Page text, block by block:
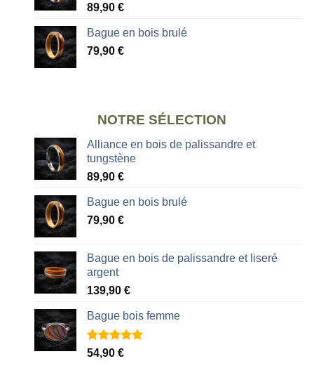
89,90 €
Bague en bois brulé
79,90 €
NOTRE SÉLECTION
Alliance en bois de palissandre et
tungstène
89,90 €
Bague en bois brulé
79,90 €
Bague en bois de palissandre et liseré
argent
139,90 €
Bague bois femme
Noté5.00
2
54,90 €